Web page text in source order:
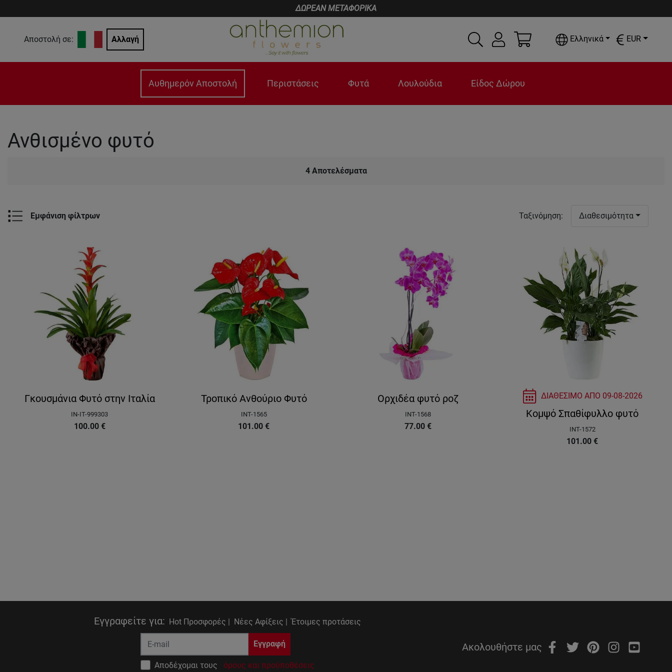
ΔΩΡΕΑΝ ΜΕΤΑΦΟΡΙΚΑ
Αποστολή σε: Αλλαγή Ελληνικά EUR
Αυθημερόν Αποστολή Περιστάσεις Φυτά Λουλούδια Είδος Δώρου
Ανθισμένο φυτό
4 Αποτελέσματα
Εμφάνιση φίλτρων Ταξινόμηση: Διαθεσιμότητα
Γκουσμάνια Φυτό στην Ιταλία
IN-IT-999303
100.00 €
Τροπικό Ανθούριο Φυτό
INT-1565
101.00 €
Ορχιδέα φυτό ροζ
INT-1568
77.00 €
ΔΙΑΘΕΣΙΜΟ ΑΠΟ 09-08-2026
Κομψό Σπαθίφυλλο φυτό
INT-1572
101.00 €
Εγγραφείτε για: Hot Προσφορές | Νέες Αφίξεις | Έτοιμες προτάσεις
Εγγραφή
Αποδέχομαι τους όρους και προϋποθέσεις
Ακολουθήστε μας